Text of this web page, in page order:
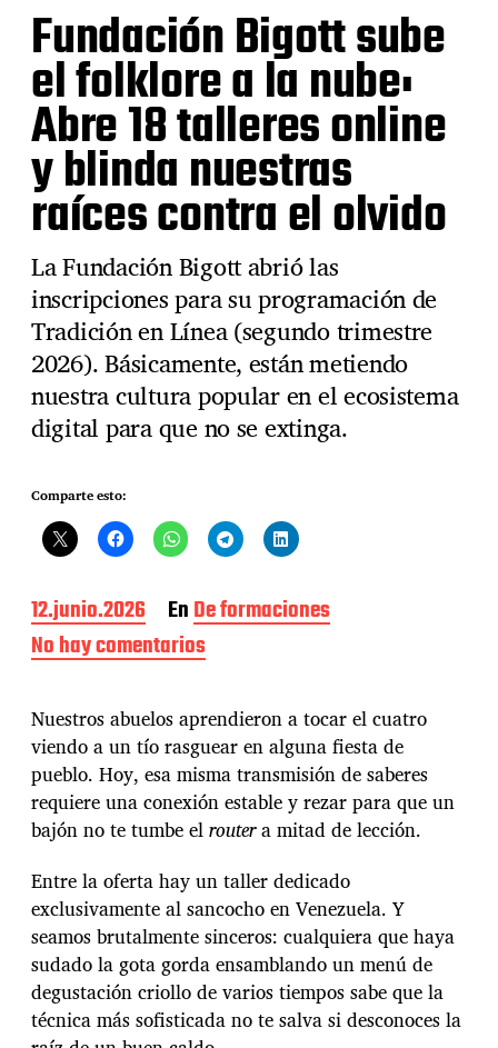
Fundación Bigott sube
el folklore a la nube:
Abre 18 talleres online
y blinda nuestras
raíces contra el olvido
La Fundación Bigott abrió las
inscripciones para su programación de
Tradición en Línea (segundo trimestre
2026). Básicamente, están metiendo
nuestra cultura popular en el ecosistema
digital para que no se extinga.
Comparte esto:
F
e
c
d
e
l
a
e
n
r
a
d
a
12.junio.2026 EnDe formaciones
No hay comentariose
n
u
n
d
a
c
i
ó
B
i
g
o
t
t
s
Nuestros abuelos aprendieron a tocar el cuatro
viendo a un tío rasguear en alguna fiesta de
pueblo. Hoy, esa misma transmisión de saberes
requiere una conexión estable y rezar para que un
bajón no te tumbe elroutera mitad de lección.
Entre la oferta hay un taller dedicado
exclusivamente al sancocho en Venezuela. Y
seamos brutalmente sinceros: cualquiera que haya
sudado la gota gorda ensamblando un menú de
degustación criollo de varios tiempos sabe que la
técnica más sofisticada no te salva si desconoces la